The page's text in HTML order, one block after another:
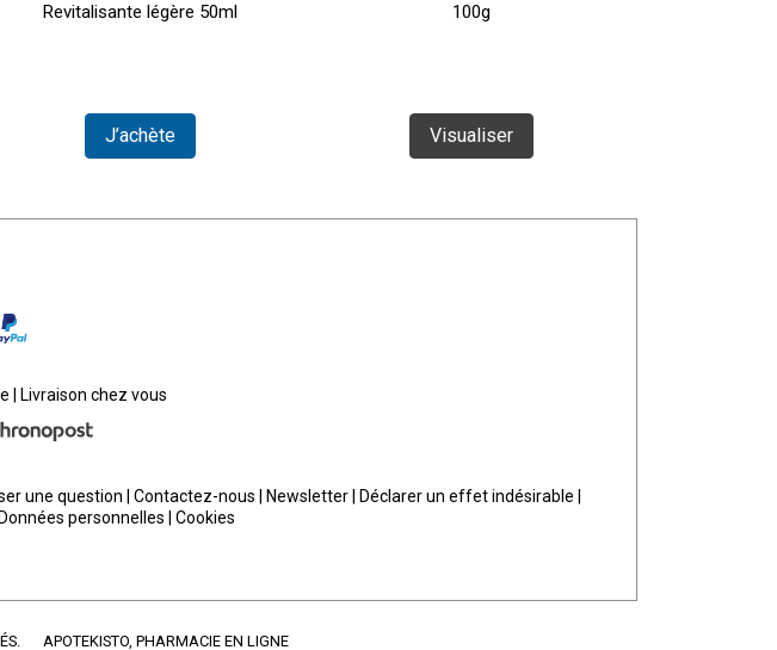
Revitalisante légère 50ml
J’achète
100g
Visualiser
Livraison chez vous
une question Contactez-nous Newsletter Déclarer un effet indésirable
Données personnelles Cookies
APOTEKISTO, PHARMACIE EN LIGNE